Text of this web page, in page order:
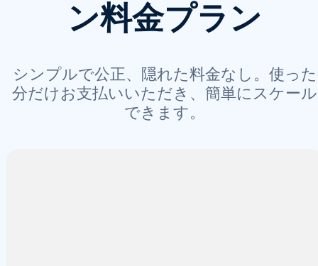
ン料金プラン
シンプルで公正、隠れた料金なし。使った
分だけお支払いいただき、簡単にスケール
できます。